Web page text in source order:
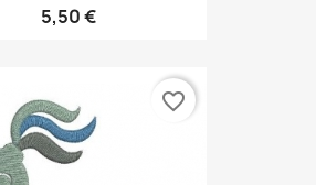
5,50 €
favorite_border